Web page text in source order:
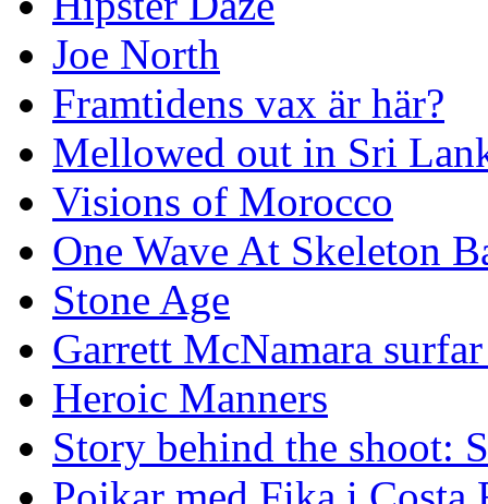
Joe North
Framtidens vax är här?
Mellowed out in Sri
Visions of Morocco
One Wave At Skeleton
Stone Age
Garrett McNamara
Heroic Manners
Story behind the shoot: